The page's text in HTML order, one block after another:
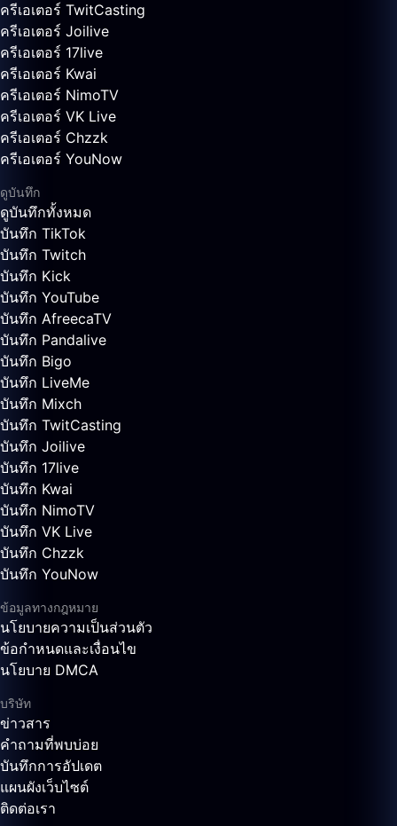
ครีเอเตอร์ TwitCasting
ครีเอเตอร์ Joilive
ครีเอเตอร์ 17live
ครีเอเตอร์ Kwai
ครีเอเตอร์ NimoTV
ครีเอเตอร์ VK Live
ครีเอเตอร์ Chzzk
ครีเอเตอร์ YouNow
ดูบันทึก
ดูบันทึกทั้งหมด
บันทึก TikTok
บันทึก Twitch
บันทึก Kick
บันทึก YouTube
บันทึก AfreecaTV
บันทึก Pandalive
บันทึก Bigo
บันทึก LiveMe
บันทึก Mixch
บันทึก TwitCasting
บันทึก Joilive
บันทึก 17live
บันทึก Kwai
บันทึก NimoTV
บันทึก VK Live
บันทึก Chzzk
บันทึก YouNow
ข้อมูลทางกฎหมาย
นโยบายความเป็นส่วนตัว
ข้อกำหนดและเงื่อนไข
นโยบาย DMCA
บริษัท
ข่าวสาร
คำถามที่พบบ่อย
บันทึกการอัปเดต
แผนผังเว็บไซต์
ติดต่อเรา